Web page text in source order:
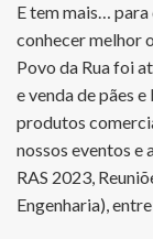
E tem mais…
conhecer melhor
Povo da Rua foi
e venda de pães
produtos
nossos eventos e
RAS 2023,
Engenharia),